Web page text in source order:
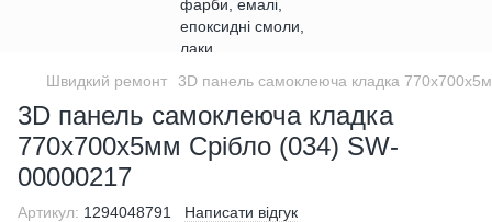
Швидкий ремонт 3D панель самоклеюча кладка
3D панель самоклеюча кладка
770х700х5мм Срібло (034) SW-
00000217
Артикул: 1294048791 Написати відгук